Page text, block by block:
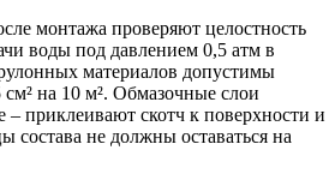
монтажа проверяют целостность
воды под давлением 0,5 атм в
материалов допустимы
см² на 10 м². Обмазочные слои
– приклеивают скотч к поверхности и
состава не должны оставаться на